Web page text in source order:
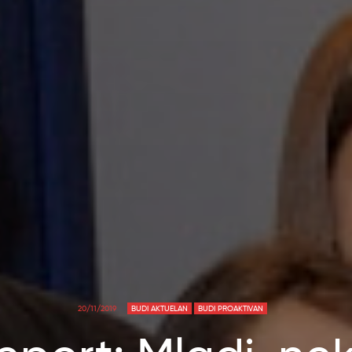
20/11/2019 BUDI AKTUELAN BUDI PROAKTIVAN